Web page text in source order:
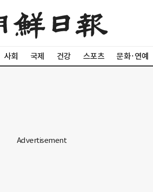
사회 국제 건강 스포츠 문화·연예